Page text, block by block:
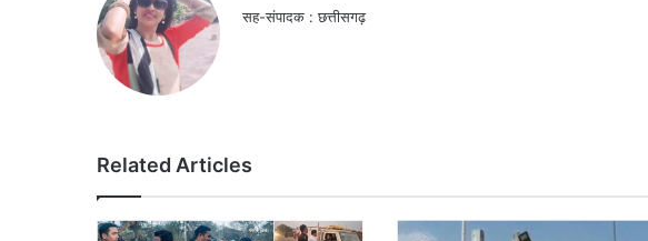
सह-संपादक : छत्तीसगढ़
Related Articles